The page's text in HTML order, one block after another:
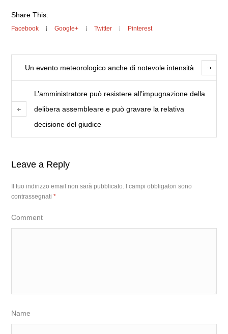
Share This:
Facebook Google+ Twitter Pinterest
Un evento meteorologico anche di notevole intensità
L’amministratore può resistere all’impugnazione della
delibera assembleare e può gravare la relativa
decisione del giudice
Leave a Reply
Il tuo indirizzo email non sarà pubblicato.
I campi obbligatori sono
contrassegnati*
Comment
Name